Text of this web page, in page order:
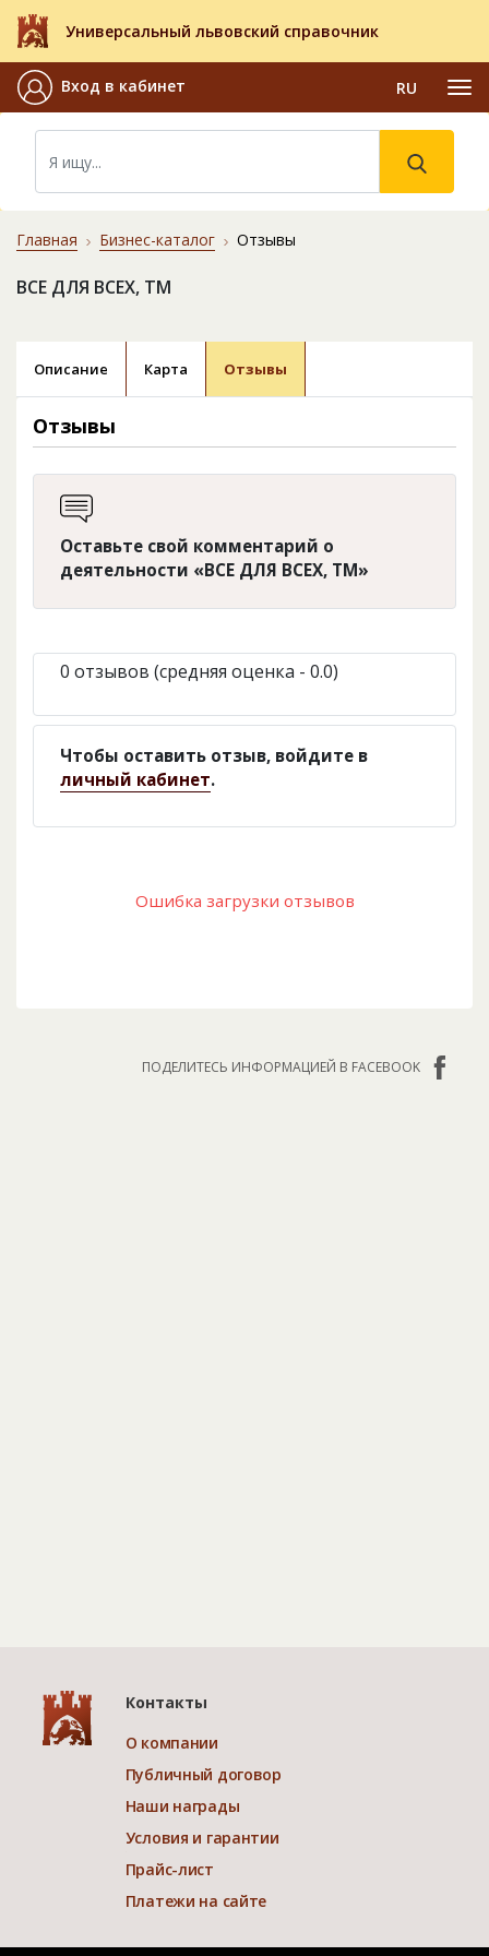
Универсальный львовский справочник
Вход в кабинет RU
Главная Бизнес-каталог Отзывы
ВСЕ ДЛЯ ВСЕХ, ТМ
Описание Карта Отзывы
Отзывы
Оставьте свой комментарий о
деятельности «ВСЕ ДЛЯ ВСЕХ, ТМ»
0 отзывов (средняя оценка - 0.0)
Чтобы оставить отзыв, войдите в
личный кабинет.
Ошибка загрузки отзывов
ПОДЕЛИТЕСЬ ИНФОРМАЦИЕЙ В FACEBOOK
Контакты
О компании
Публичный договор
Наши награды
Условия и гарантии
Прайс-лист
Платежи на сайте